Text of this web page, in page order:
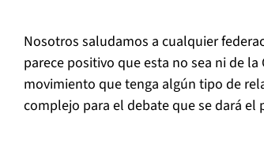
Nosotros saludamos a cualquier
parece positivo que esta no sea ni de
movimiento que tenga algún tipo de
complejo para el debate que se dará el